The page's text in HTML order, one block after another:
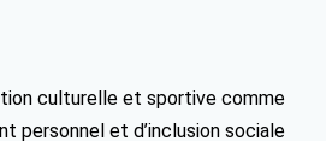
culturelle et sportive comme
personnel et d’inclusion sociale